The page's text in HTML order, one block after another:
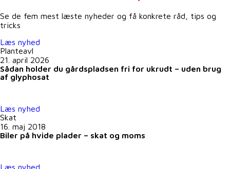
Se de fem mest læste nyheder og få konkrete råd, tips og
tricks
Læs nyhed
Planteavl
21. april 2026
Sådan holder du gårdspladsen fri for ukrudt – uden brug
af glyphosat
Læs nyhed
Skat
16. maj 2018
Biler på hvide plader – skat og moms
Læs nyhed